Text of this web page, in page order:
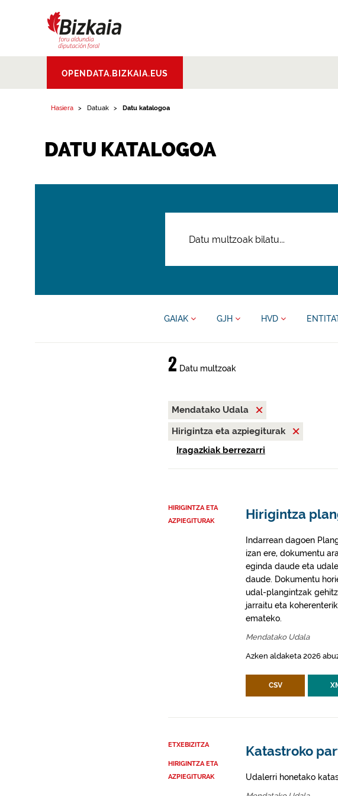
Aldundia.Diputacion
Foral de Bizkaia
OPENDATA.BIZKAIA.EUS
Hasiera Datuak Datu katalogoa
DATU KATALOGOA
GAIAK GJH HVD
2 Datu multzoak
Mendatako Udala
Hirigintza eta azpiegiturak
Iragazkiak berrezarri
HIRIGINTZA ETA
AZPIEGITURAK
Hirigintza
Indarrean dagoen
izan ere, dokumentu
eginda daude eta
daude. Dokumentu
udal-plangintzak
jarraitu eta
emateko.
Mendatako Udala
Azken aldaketa 2026
CSV
ETXEBIZITZA
HIRIGINTZA ETA
AZPIEGITURAK
Katastroko
Udalerri honetako